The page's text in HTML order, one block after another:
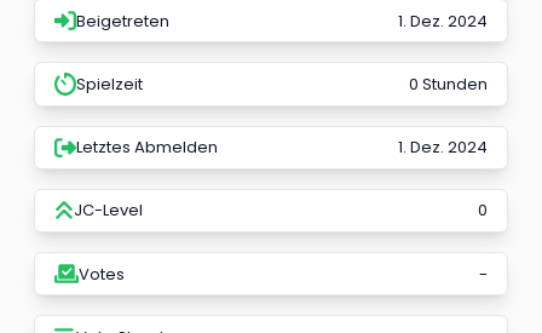
Beigetreten 1. Dez. 2024
Spielzeit 0 Stunden
Letztes Abmelden 1. Dez. 2024
JC-Level 0
Votes -